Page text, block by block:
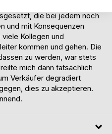
die bei jedem noch
und mit Konsequenzen
Kollegen und
kommen und gehen. Die
zu werden, war stets
mich dann tatsächlich
Verkäufer degradiert
dies zu akzeptieren.